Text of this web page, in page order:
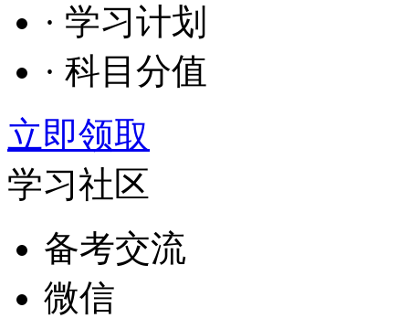
· 学习计划
· 科目分值
立即领取
学习社区
备考交流
微信